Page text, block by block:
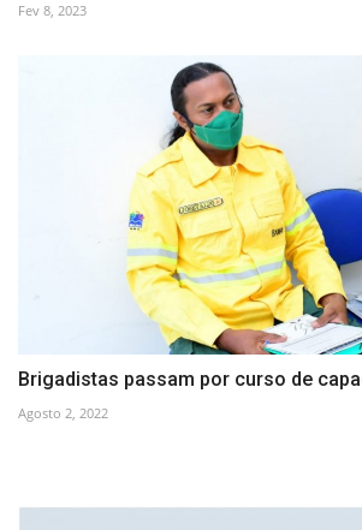
Fev 8, 2023
Brigadistas passam por curso de
Agosto 2, 2022